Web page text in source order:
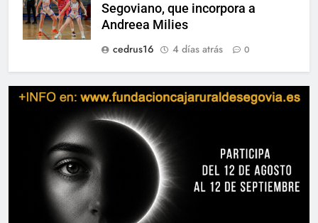
Segoviano, que incorpora a
Andreea Milies
cedrus16
4 días atrás 0